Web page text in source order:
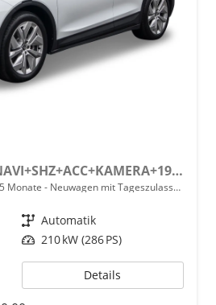
Selection 85 4J GAR.+NAVI+SHZ+ACC+KAMERA+19" ALU+SMARTLINK+KLIMA+LED
Monate Neuwagen mit Tageszulassung
Getriebe Automatik
Leistung 210 kW (286 PS)
Details